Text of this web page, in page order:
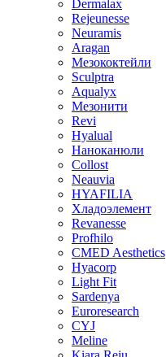
Dermalax
Rejeunesse
Neuramis
Aragan
Мезококтейли
Sculptra
Aqualyx
Мезонити
Revi
Hyalual
Наноканюли
Collost
Neauvia
HYAFILIA
Хладоэлемент
Revanesse
Profhilo
CMED Aesthetics
Hyacorp
Light Fit
Sardenya
Euroresearch
CYJ
Meline